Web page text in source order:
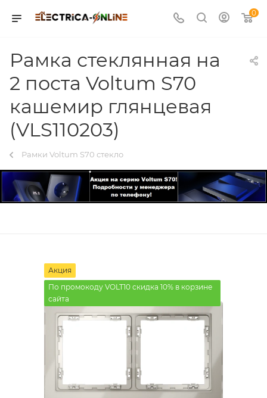
0
Рамка стеклянная на
2 поста Voltum S70
кашемир глянцевая
(VLS110203)
Рамки Voltum S70 стекло
Акция
По промокоду VOLT10 скидка 10% в корзине
сайта